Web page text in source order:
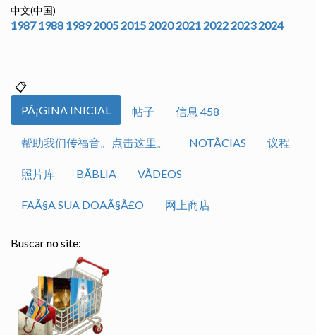
中文(中国)
1987 1988 1989 2005 2015 2020 2021 2022 2023 2024
PÃ¡GINA INICIAL 帖子 信息 458
帮助我们传福音。点击这里。 NOTÃ­CIAS 议程
照片库 BÃ­BLIA VÃ­DEOS
FAÃ§A SUA DOAÃ§Ã£O 网上商店
Buscar no site: